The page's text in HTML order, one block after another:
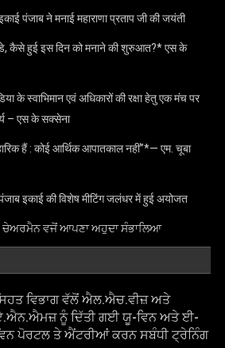
पंजाब ने मनाई महाराणा प्रताप जी की जयंती
डे, कैसे हुई इस दिन को मनाने की शुरुआत?* एस के
के स्वाभिमान एवं अधिकारों की रक्षा हेतु एक मंच पर
– एस के सक्सेना
हैं : कोई आर्थिक आपातकाल नहीं”*— एम. चूबा
पंजाब इकाई की विशेष मीटिंग जलंधर में हुई अयोजत
ਚੇਅਰਮੈਨ ਵਜੋਂ ਆਪਣਾ ਅਹੁਦਾ ਸੰਭਾਲਿਆ
ਵਿਭਾਗ ਵੱਲੋਂ ਐਲ.ਐਚ.ਵੀਜ਼ ਅਤੇ
ਨੂੰ ਦਿੱਤੀ ਗਈ ਯੂ-ਵਿਨ ਅਤੇ ਈ-
ਪੋਰਟਲ ਤੇ ਐਂਟਰੀਆਂ ਕਰਨ ਸਬੰਧੀ ਟ੍ਰੇਨਿੰਗ